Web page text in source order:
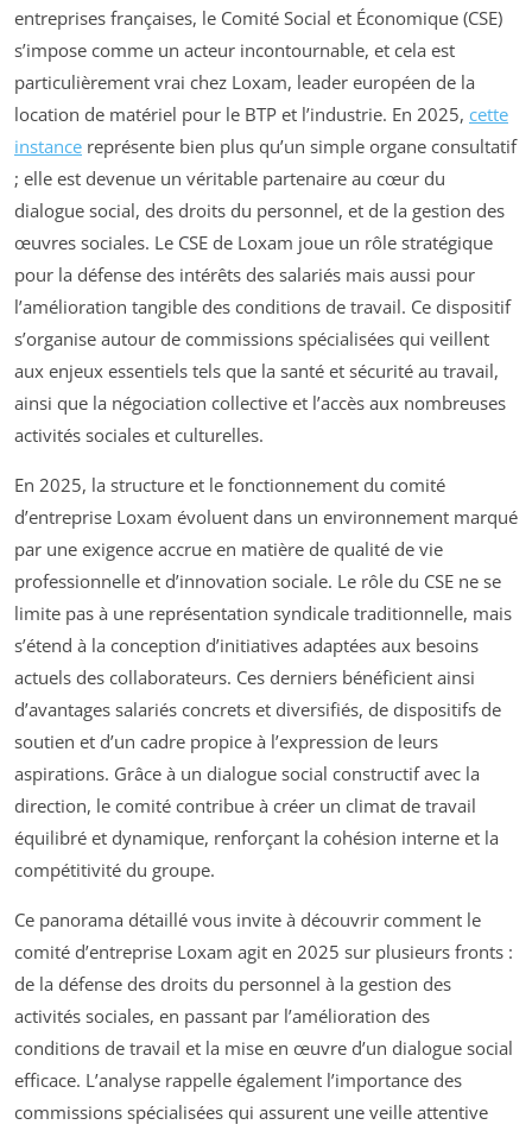
entreprises françaises, le Comité Social et Économique (CSE)
s’impose comme un acteur incontournable, et cela est
particulièrement vrai chez Loxam, leader européen de la
location de matériel pour le BTP et l’industrie. En 2025, cette
instance représente bien plus qu’un simple organe consultatif
; elle est devenue un véritable partenaire au cœur du
dialogue social, des droits du personnel, et de la gestion des
œuvres sociales. Le CSE de Loxam joue un rôle stratégique
pour la défense des intérêts des salariés mais aussi pour
l’amélioration tangible des conditions de travail. Ce dispositif
s’organise autour de commissions spécialisées qui veillent
aux enjeux essentiels tels que la santé et sécurité au travail,
ainsi que la négociation collective et l’accès aux nombreuses
activités sociales et culturelles.
En 2025, la structure et le fonctionnement du comité
d’entreprise Loxam évoluent dans un environnement marqué
par une exigence accrue en matière de qualité de vie
professionnelle et d’innovation sociale. Le rôle du CSE ne se
limite pas à une représentation syndicale traditionnelle, mais
s’étend à la conception d’initiatives adaptées aux besoins
actuels des collaborateurs. Ces derniers bénéficient ainsi
d’avantages salariés concrets et diversifiés, de dispositifs de
soutien et d’un cadre propice à l’expression de leurs
aspirations. Grâce à un dialogue social constructif avec la
direction, le comité contribue à créer un climat de travail
équilibré et dynamique, renforçant la cohésion interne et la
compétitivité du groupe.
Ce panorama détaillé vous invite à découvrir comment le
comité d’entreprise Loxam agit en 2025 sur plusieurs fronts :
de la défense des droits du personnel à la gestion des
activités sociales, en passant par l’amélioration des
conditions de travail et la mise en œuvre d’un dialogue social
efficace. L’analyse rappelle également l’importance des
commissions spécialisées qui assurent une veille attentive